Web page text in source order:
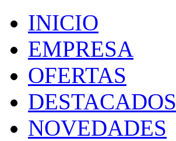
INICIO
EMPRESA
OFERTAS
DESTACADOS
NOVEDADES